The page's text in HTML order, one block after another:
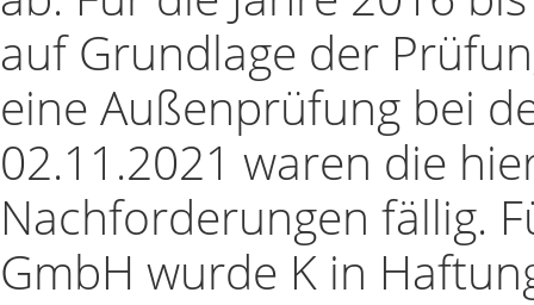
auf Grundlage der
eine Außenprüfung bei
02.11.2021 waren die
Nachforderungen fällig.
GmbH wurde K in